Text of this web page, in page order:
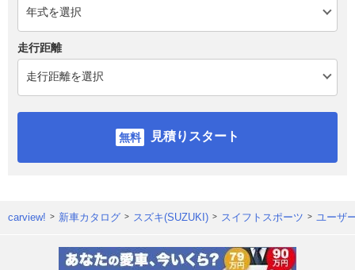
走行距離
見積りスタート
carview! 新車カタログ スズキ(SUZUKI) スイフトスポーツ ユーザ